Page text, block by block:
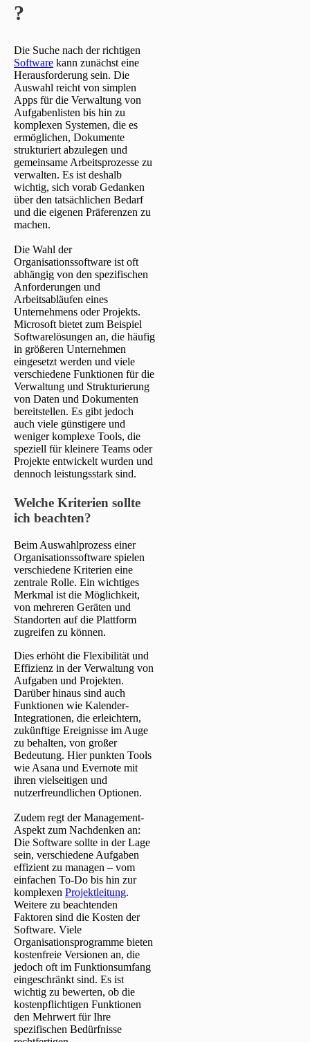
?
Die Suche nach der richtigen
Software kann zunächst eine
Herausforderung sein. Die
Auswahl reicht von simplen
Apps für die Verwaltung von
Aufgabenlisten bis hin zu
komplexen Systemen, die es
ermöglichen, Dokumente
strukturiert abzulegen und
gemeinsame Arbeitsprozesse zu
verwalten. Es ist deshalb
wichtig, sich vorab Gedanken
über den tatsächlichen Bedarf
und die eigenen Präferenzen zu
machen.
Die Wahl der
Organisationssoftware ist oft
abhängig von den spezifischen
Anforderungen und
Arbeitsabläufen eines
Unternehmens oder Projekts.
Microsoft bietet zum Beispiel
Softwarelösungen an, die häufig
in größeren Unternehmen
eingesetzt werden und viele
verschiedene Funktionen für die
Verwaltung und Strukturierung
von Daten und Dokumenten
bereitstellen. Es gibt jedoch
auch viele günstigere und
weniger komplexe Tools, die
speziell für kleinere Teams oder
Projekte entwickelt wurden und
dennoch leistungsstark sind.
Welche Kriterien sollte
ich beachten?
Beim Auswahlprozess einer
Organisationssoftware spielen
verschiedene Kriterien eine
zentrale Rolle. Ein wichtiges
Merkmal ist die Möglichkeit,
von mehreren Geräten und
Standorten auf die Plattform
zugreifen zu können.
Dies erhöht die Flexibilität und
Effizienz in der Verwaltung von
Aufgaben und Projekten.
Darüber hinaus sind auch
Funktionen wie Kalender-
Integrationen, die erleichtern,
zukünftige Ereignisse im Auge
zu behalten, von großer
Bedeutung. Hier punkten Tools
wie Asana und Evernote mit
ihren vielseitigen und
nutzerfreundlichen Optionen.
Zudem regt der Management-
Aspekt zum Nachdenken an:
Die Software sollte in der Lage
sein, verschiedene Aufgaben
effizient zu managen – vom
einfachen To-Do bis hin zur
komplexen Projektleitung.
Weitere zu beachtenden
Faktoren sind die Kosten der
Software. Viele
Organisationsprogramme bieten
kostenfreie Versionen an, die
jedoch oft im Funktionsumfang
eingeschränkt sind. Es ist
wichtig zu bewerten, ob die
kostenpflichtigen Funktionen
den Mehrwert für Ihre
spezifischen Bedürfnisse